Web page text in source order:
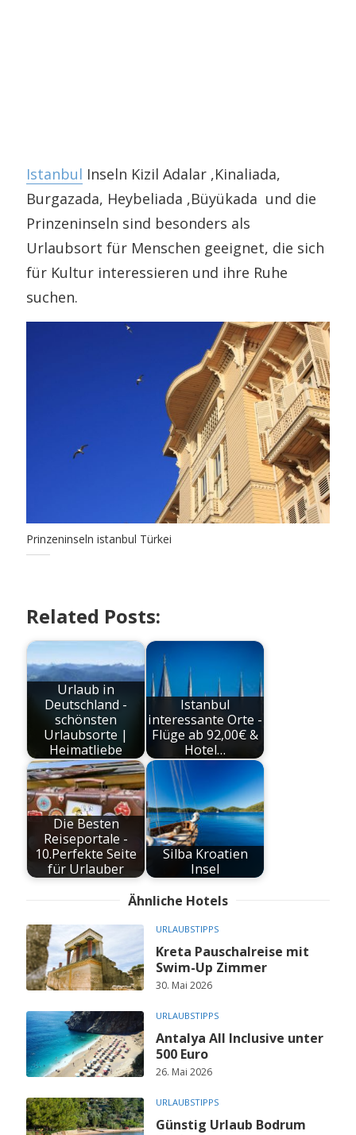
Istanbul Inseln Kizil Adalar ,Kinaliada,
Burgazada, Heybeliada ,Büyükada und die
Prinzeninseln sind besonders als
Urlaubsort für Menschen geeignet, die sich
für Kultur interessieren und ihre Ruhe
suchen.
Prinzeninseln istanbul Türkei
Related Posts:
Urlaub in
Deutschland -
schönsten
Urlaubsorte |
Heimatliebe
Istanbul
interessante Orte -
Flüge ab 92,00€ &
Hotel…
Die Besten
Reiseportale -
10.Perfekte Seite
für Urlauber
Silba Kroatien
Insel
Ähnliche Hotels
URLAUBSTIPPS
Kreta Pauschalreise mit
Swim-Up Zimmer
30. Mai 2026
URLAUBSTIPPS
Antalya All Inclusive unter
500 Euro
26. Mai 2026
URLAUBSTIPPS
Günstig Urlaub Bodrum